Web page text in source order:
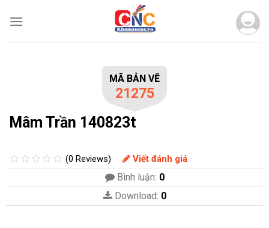
MÃ BẢN VẼ
21275
Mâm Trần 140823t
(0 Reviews) Viết đánh giá
Bình luận: 0
Download: 0